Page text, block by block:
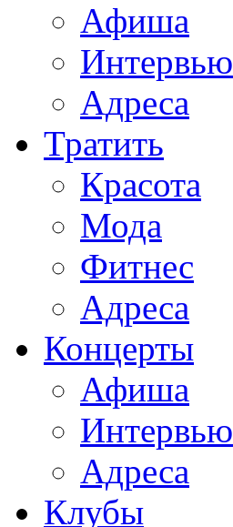
Афиша
Интервью
Адреса
Тратить
Красота
Мода
Фитнес
Адреса
Концерты
Афиша
Интервью
Адреса
Клубы